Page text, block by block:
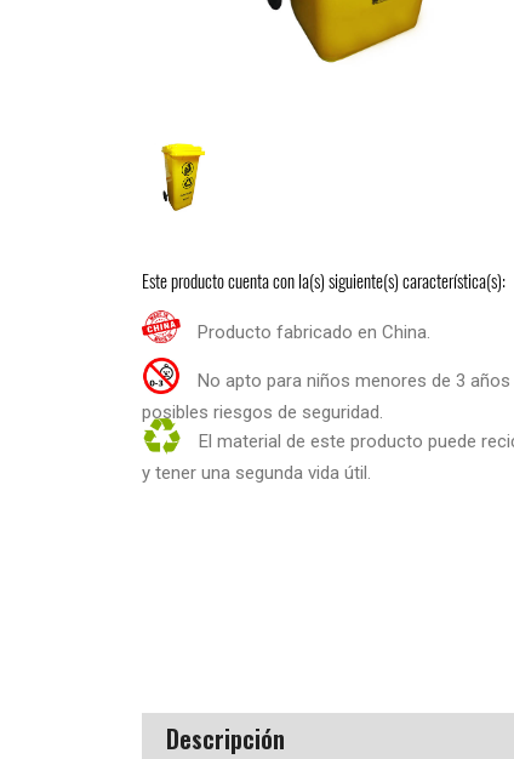
Este producto cuenta con la(s) siguiente(s) característica(s):
Producto fabricado en China.
No apto para niños menores de 3
posibles riesgos de seguridad.
El material de este producto puede
y tener una segunda vida útil.
Descripción